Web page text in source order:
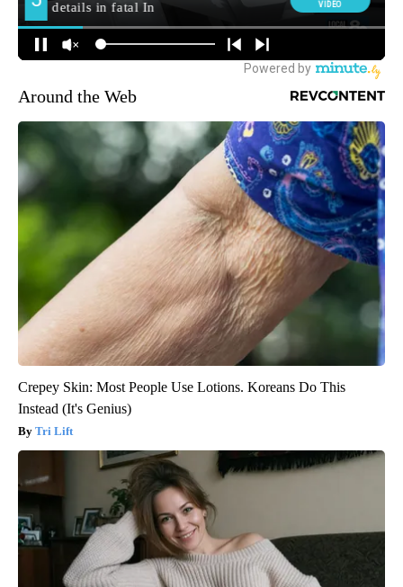
Around the Web
Crepey Skin: Most People Use Lotions. Koreans Do This
Instead (It's Genius)
Tri Lift